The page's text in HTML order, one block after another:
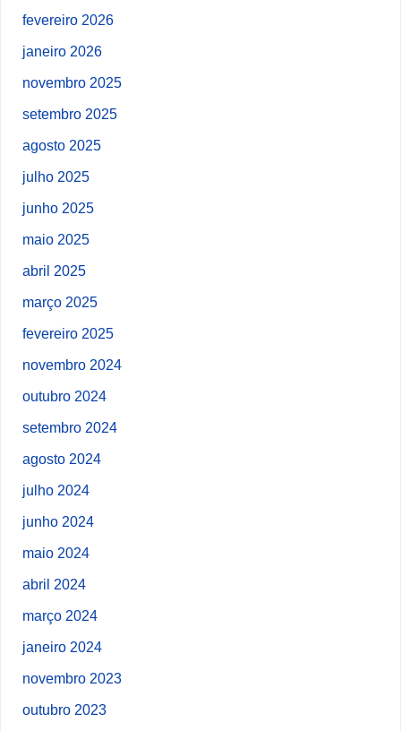
fevereiro 2026
janeiro 2026
novembro 2025
setembro 2025
agosto 2025
julho 2025
junho 2025
maio 2025
abril 2025
março 2025
fevereiro 2025
novembro 2024
outubro 2024
setembro 2024
agosto 2024
julho 2024
junho 2024
maio 2024
abril 2024
março 2024
janeiro 2024
novembro 2023
outubro 2023